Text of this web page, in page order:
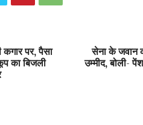
पर, पैसा
का बिजली
सेना के जवान
उम्मीद, बोली-